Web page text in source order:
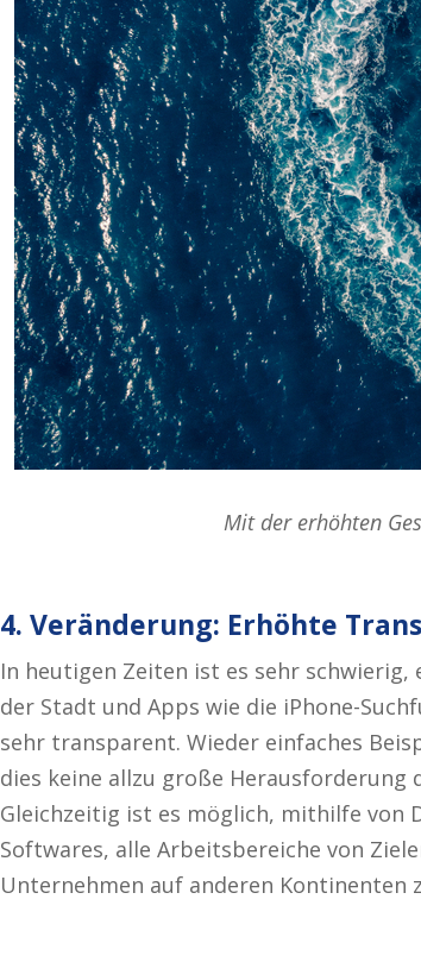
Mit der erhöhten
4. Veränderung: Erhöhte
In heutigen Zeiten ist es sehr
der Stadt und Apps wie die iPhone-
sehr transparent. Wieder einfaches
dies keine allzu große Herausforderung
Gleichzeitig ist es möglich, mithilfe von
Softwares, alle Arbeitsbereiche von
Unternehmen auf anderen Kontinenten